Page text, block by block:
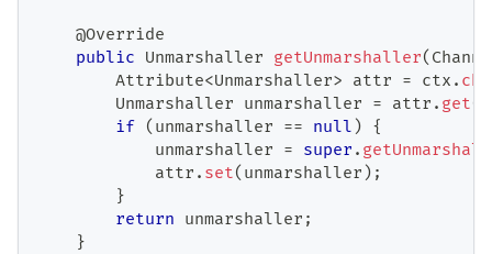
@Override
public Unmarshaller getUnmarshaller(
Attribute<Unmarshaller> attr = ctx .
Unmarshaller unmarshaller = attr . get
if ( unmarshaller == null ) {
            unmarshaller
= super .
            attr
. set( unmarshaller ) ;
}
return unmarshaller ;
}